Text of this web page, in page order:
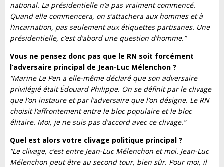
national. La présidentielle n’a pas vraiment commencé.
Quand elle commencera, on s’attachera aux hommes et à
l’incarnation, pas seulement aux étiquettes partisanes. Une
présidentielle, c’est d’abord une question d’homme.”
Vous ne pensez donc pas que le RN soit forcément
l’adversaire principal de Jean-Luc Mélenchon ?
“Marine Le Pen a elle-même déclaré que son adversaire
privilégié était Édouard Philippe. On se définit par le clivage
que l’on instaure et par l’adversaire que l’on désigne. Le RN
choisit l’affrontement entre le bloc populaire et le bloc
élitaire. Moi, je ne suis pas d’accord avec ce clivage.”
Quel est alors votre clivage politique principal ?
“Le clivage, c’est entre Jean-Luc Mélenchon et moi. Jean-Luc
Mélenchon peut être au second tour, bien sûr. Pour moi, il